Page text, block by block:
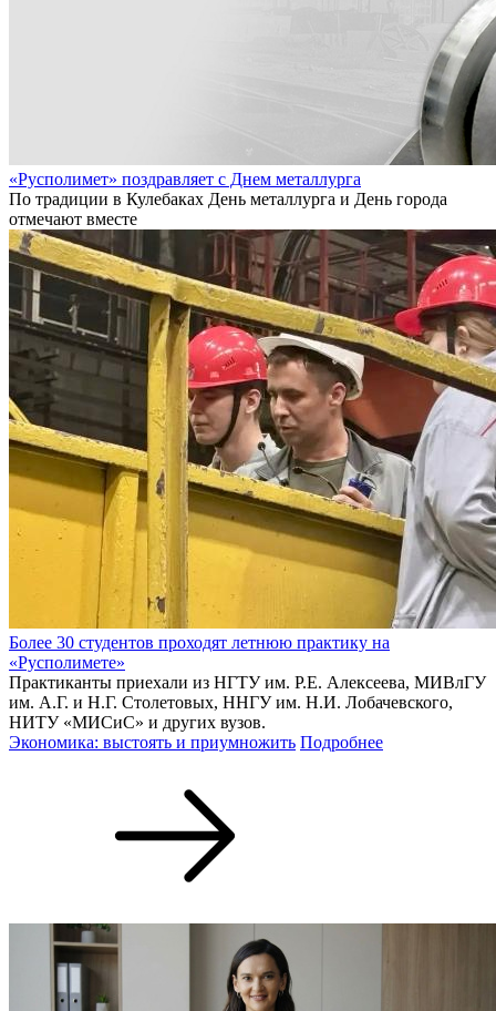
«Русполимет» поздравляет с Днем металлурга
По традиции в Кулебаках День металлурга и День города
отмечают вместе
Более 30 студентов проходят летнюю практику на
«Русполимете»
Практиканты приехали из НГТУ им. Р.Е. Алексеева, МИВлГУ
им. А.Г. и Н.Г. Столетовых, ННГУ им. Н.И. Лобачевского,
НИТУ «МИСиС» и других вузов.
Экономика: выстоять и приумножить Подробнее